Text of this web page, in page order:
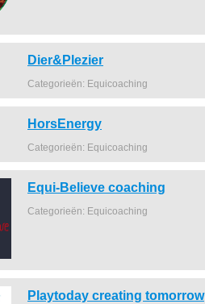
Dier&Plezier
Categorieën: Equicoaching
HorsEnergy
Categorieën: Equicoaching
Equi-Believe coaching
Categorieën: Equicoaching
Playtoday creating tomorrow